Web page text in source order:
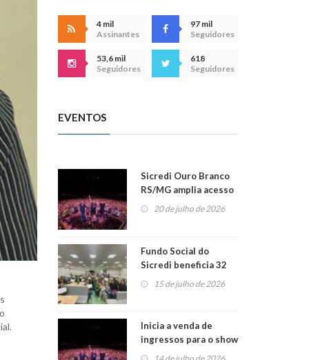
4 mil
Assinantes
97 mil
Seguidores
53,6 mil
Seguidores
618
Seguidores
EVENTOS
Sicredi Ouro Branco
RS/MG amplia acesso
ao show dos 45 anos
20 de julho de 2026
Fundo Social do
Sicredi beneficia 32
projetos em
Montenegro
15 de julho de 2026
Inicia a venda de
ingressos para o show
do Jota Quest nos 45